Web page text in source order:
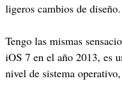
ligeros cambios de diseño.
Tengo las mismas
iOS 7 en el año 2013, es
nivel de sistema